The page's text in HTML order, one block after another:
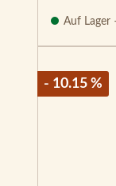
Auf Lager
- 10.15 %